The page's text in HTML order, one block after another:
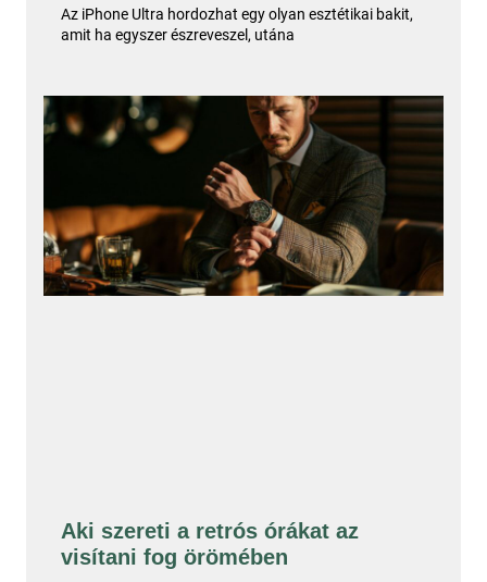
Az iPhone Ultra hordozhat egy olyan esztétikai bakit,
amit ha egyszer észreveszel, utána
Aki szereti a retrós órákat az
visítani fog örömében